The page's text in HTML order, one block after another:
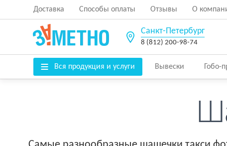
Доставка Способы оплаты Отзывы О
Санкт-Петербург
8 (812) 200-98-74
Вся продукция и услуги Вывески Гобо-